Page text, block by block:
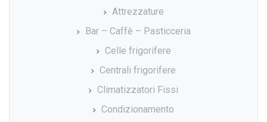
Attrezzature
Bar – Caffè – Pasticceria
Celle frigorifere
Centrali frigorifere
Climatizzatori Fissi
Condizionamento